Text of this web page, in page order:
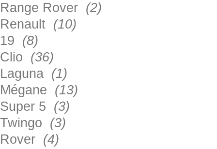
Range Rover (2)
Renault (10)
19 (8)
Clio (36)
Laguna (1)
Mégane (13)
Super 5 (3)
Twingo (3)
Rover (4)